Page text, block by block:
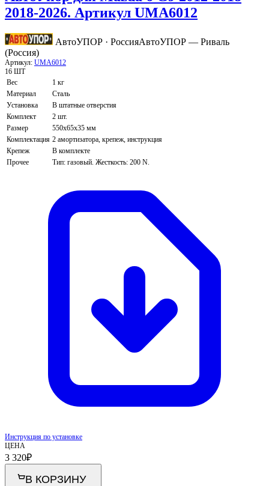
2018-2026. Артикул UMA6012
АвтоУПОР · РоссияАвтоУПОР — Риваль
(Россия)
Артикул: UMA6012
16 ШТ
Вес
1 кг
Материал
Сталь
Установка
В штатные отверстия
Комплект
2 шт.
Размер
550х65х35 мм
Комплектация 2 амортизатора, крепеж, инструкция
Крепеж
В комплекте
Прочее
Тип: газовый. Жесткость: 200 N.
Инструкция по установке
ЦЕНА
3 320₽
В КОРЗИНУ